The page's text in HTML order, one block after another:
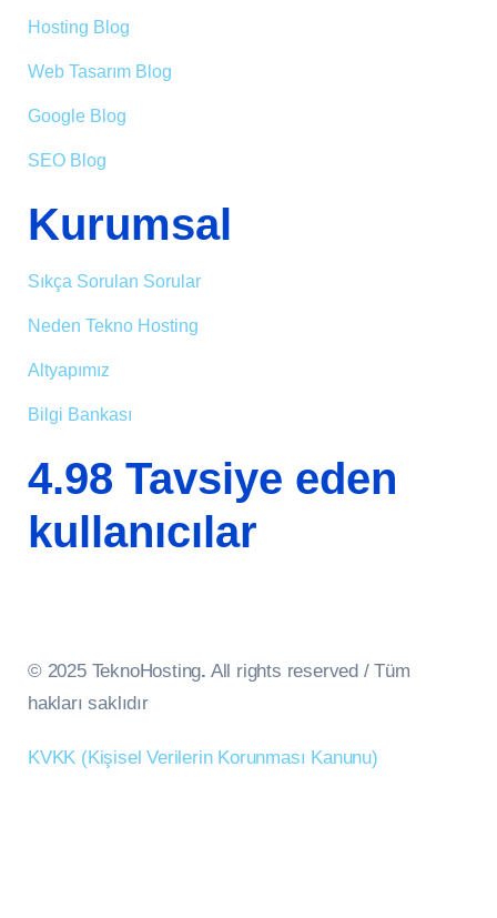
Hosting Blog
Web Tasarım Blog
Google Blog
SEO Blog
Kurumsal
Sıkça Sorulan Sorular
Neden Tekno Hosting
Altyapımız
Bilgi Bankası
4.98 Tavsiye eden
kullanıcılar
© 2025 TeknoHosting. All rights reserved / Tüm
hakları saklıdır
KVKK (Kişisel Verilerin Korunması Kanunu)